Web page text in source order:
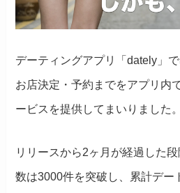
デーティングアプリ「dately」
お店決定・予約までをアプリ内
ービスを提供してまいりました。
リリースから2ヶ月が経過した
数は3000件を突破し、累計デー